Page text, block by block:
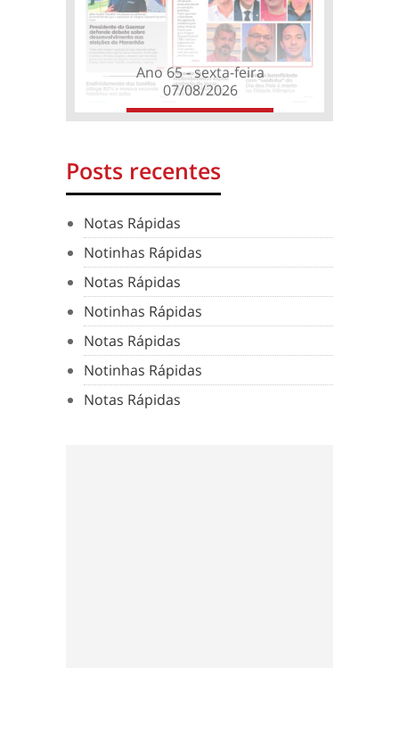
Ano 65 - sexta-feira
07/08/2026
Posts recentes
Notas Rápidas
Notinhas Rápidas
Notas Rápidas
Notinhas Rápidas
Notas Rápidas
Notinhas Rápidas
Notas Rápidas